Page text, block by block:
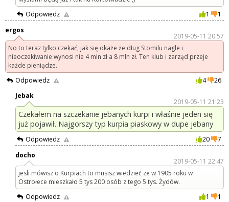
Odpowiedz
1
1
ergos
2019-05-11 20:57
No to teraz tylko czekać, jak się okaże że dług Stomilu nagle i
nieoczekiwanie wynosi nie 4 mln zł a 8 mln zł. Ten klub i zarząd przeje
każde pieniądze.
Odpowiedz
4
26
Jebak
2019-05-11 21:23
Czekałem na szczekanie jebanych kurpi i właśnie jeden się
już pojawił. Najgorszy typ kurpia piaskowy w dupe jebany
Odpowiedz 20
7
docho
2019-05-11 22:47
jesli mówisz o Kurpiach to musisz wiedzieć ze w 1905 roku w
Ostrołece mieszkało 5 tys 200 osób z tego 5 tys. Żydów.
Odpowiedz
1
1